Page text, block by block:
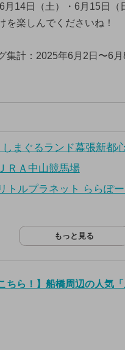
月14日（土）・6月15日（
を楽しんでくださいね！
集計：2025年6月2日〜6月
しまぐるランド幕張新都
ＲＡ中山競馬場
トルプラネット ららぽ
もっと見る
ちら！】船橋周辺の人気